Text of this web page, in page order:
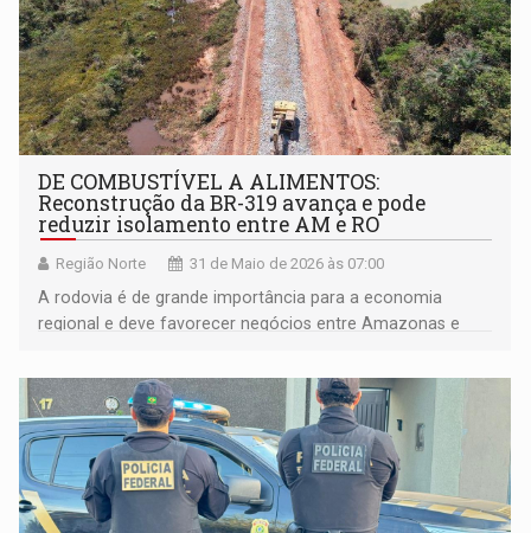
DE COMBUSTÍVEL A ALIMENTOS:
Reconstrução da BR-319 avança e pode
reduzir isolamento entre AM e RO
Região Norte 31 de Maio de 2026 às 07:00
A rodovia é de grande importância para a economia
regional e deve favorecer negócios entre Amazonas e